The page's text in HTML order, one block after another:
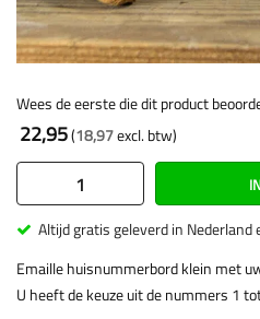
Wees de eerste die dit product
22,95 18,97
Altijd gratis geleverd in Nederland
Emaille huisnummerbord klein met
U heeft de keuze uit de nummers 1